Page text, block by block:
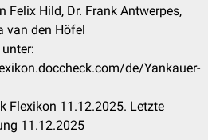
Felix Hild, Dr. Frank Antwerpes,
van den Höfel
de/Yankauer-
Flexikon 11.12.2025. Letzte
11.12.2025